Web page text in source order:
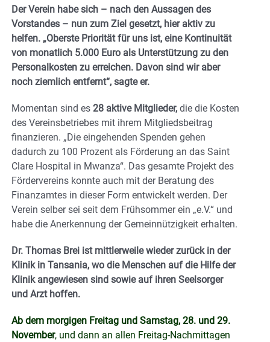
Der Verein habe sich – nach den Aussagen des
Vorstandes – nun zum Ziel gesetzt, hier aktiv zu
helfen. „Oberste Priorität für uns ist, eine Kontinuität
von monatlich 5.000 Euro als Unterstützung zu den
Personalkosten zu erreichen. Davon sind wir aber
noch ziemlich entfernt“, sagte er.
Momentan sind es 28 aktive Mitglieder, die die Kosten
des Vereinsbetriebes mit ihrem Mitgliedsbeitrag
finanzieren. „Die eingehenden Spenden gehen
dadurch zu 100 Prozent als Förderung an das Saint
Clare Hospital in Mwanza“. Das gesamte Projekt des
Fördervereins konnte auch mit der Beratung des
Finanzamtes in dieser Form entwickelt werden. Der
Verein selber sei seit dem Frühsommer ein „e.V.“ und
habe die Anerkennung der Gemeinnützigkeit erhalten.
Dr. Thomas Brei ist mittlerweile wieder zurück in der
Klinik in Tansania, wo die Menschen auf die Hilfe der
Klinik angewiesen sind sowie auf ihren Seelsorger
und Arzt hoffen.
Ab dem morgigen Freitag und Samstag, 28. und 29.
November, und dann an allen Freitag-Nachmittagen